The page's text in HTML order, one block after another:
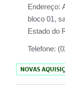
Endereço:
bloco 01,
Estado do
Telefone:
NOVAS